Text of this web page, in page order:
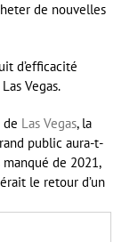
de nouvelles
d’efficacité
Vegas.
de Las Vegas, la
public aura-t-
de 2021,
le retour d’un